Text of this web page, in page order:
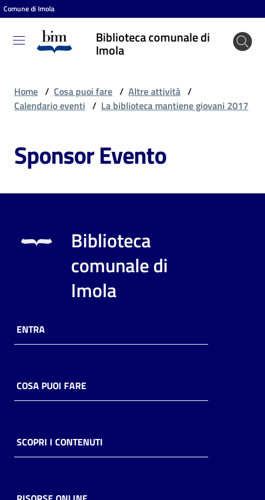
Vai al contenuto
Vai alla navigazione
Vai al footer
Comune di Imola
Biblioteca comunale di
Imola
Biblioteca
comunale
puoi
Risorse
online
Casa
Piani
Home / Cosa puoi fare / Altre attività /
Calendario eventi / La biblioteca mantiene giovani 2017
Sponsor Evento
Biblioteca
comunale di
Imola
ENTRA
COSA PUOI FARE
SCOPRI I CONTENUTI